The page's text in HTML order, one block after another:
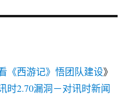
《西游记》悟团队建设》
时2.70漏洞－对讯时新闻